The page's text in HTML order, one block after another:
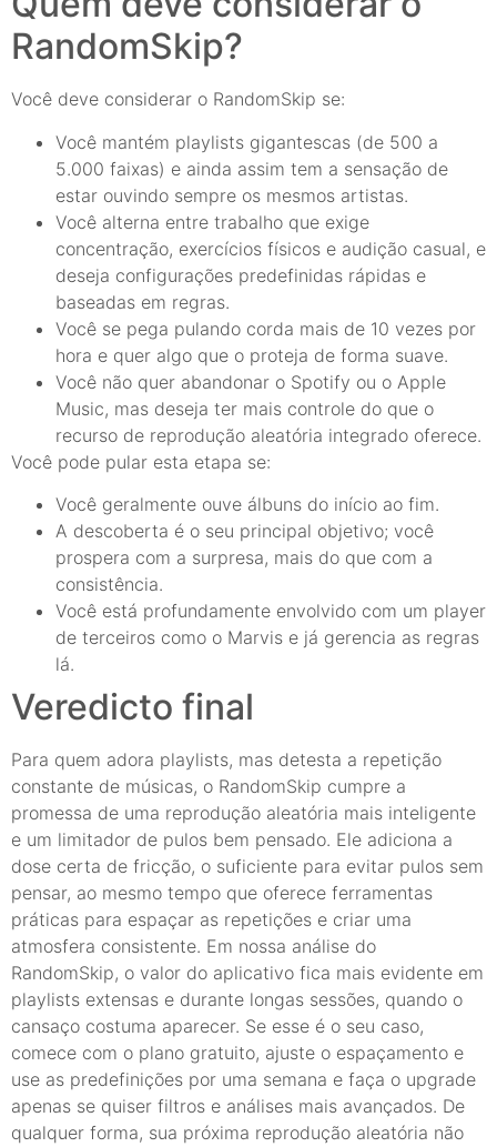
RandomSkip?
Você deve considerar o RandomSkip se:
Você mantém playlists gigantescas (de 500 a
5.000 faixas) e ainda assim tem a sensação de
estar ouvindo sempre os mesmos artistas.
Você alterna entre trabalho que exige
concentração, exercícios físicos e audição casual, e
deseja configurações predefinidas rápidas e
baseadas em regras.
Você se pega pulando corda mais de 10 vezes por
hora e quer algo que o proteja de forma suave.
Você não quer abandonar o Spotify ou o Apple
Music, mas deseja ter mais controle do que o
recurso de reprodução aleatória integrado oferece.
Você pode pular esta etapa se:
Você geralmente ouve álbuns do início ao fim.
A descoberta é o seu principal objetivo; você
prospera com a surpresa, mais do que com a
consistência.
Você está profundamente envolvido com um player
de terceiros como o Marvis e já gerencia as regras
lá.
Veredicto final
Para quem adora playlists, mas detesta a repetição
constante de músicas, o RandomSkip cumpre a
promessa de uma reprodução aleatória mais inteligente
e um limitador de pulos bem pensado. Ele adiciona a
dose certa de fricção, o suficiente para evitar pulos sem
pensar, ao mesmo tempo que oferece ferramentas
práticas para espaçar as repetições e criar uma
atmosfera consistente. Em nossa análise do
RandomSkip, o valor do aplicativo fica mais evidente em
playlists extensas e durante longas sessões, quando o
cansaço costuma aparecer. Se esse é o seu caso,
comece com o plano gratuito, ajuste o espaçamento e
use as predefinições por uma semana e faça o upgrade
apenas se quiser filtros e análises mais avançados. De
qualquer forma, sua próxima reprodução aleatória não